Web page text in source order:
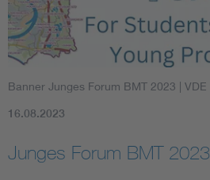
Health
Mobility
Banner Junges Forum BMT 2023 | VDE
16.08.2023
Junges Forum BMT 2023